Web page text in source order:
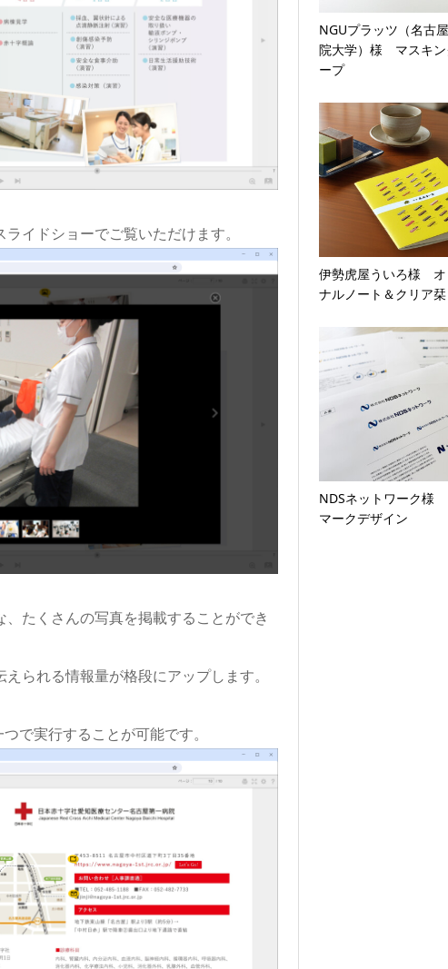
イドショーでご覧いただけます。
たくさんの写真を掲載することができ
られる情報量が格段にアップします。
で実行することが可能です。
NGUプラッツ（名古
院大学）様 マスキ
ープ
伊勢虎屋ういろ様
ナルノート＆クリア栞
NDSネットワーク様
マークデザイン